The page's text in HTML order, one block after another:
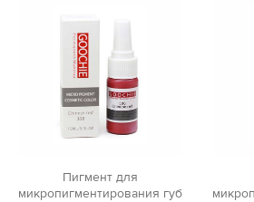
Пигмент для
микропигментирования губ